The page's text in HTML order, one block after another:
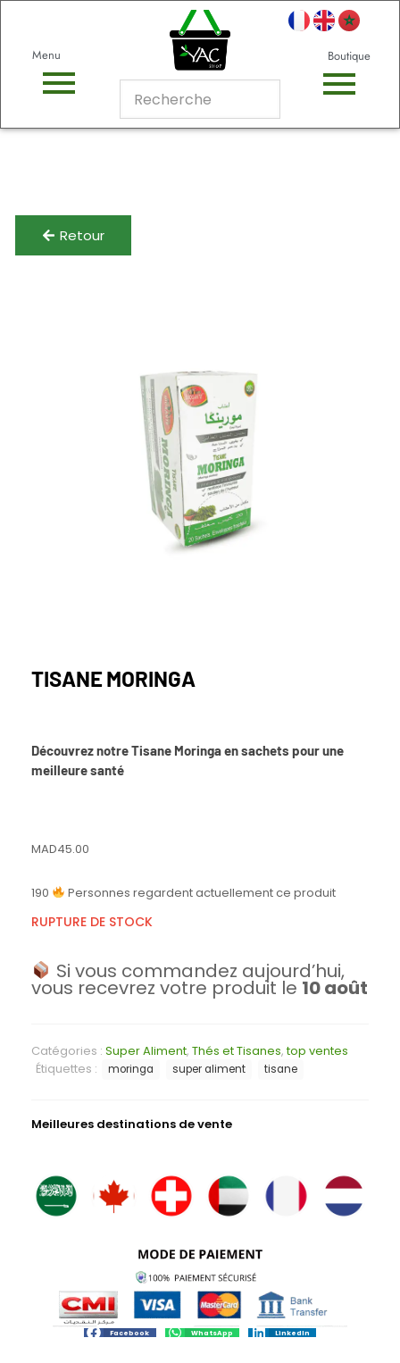
Menu Boutique
Retour
TISANE MORINGA
Découvrez notre Tisane Moringa en sachets pour une
meilleure santé
MAD45.00
190 Personnes regardent actuellement ce produit
RUPTURE DE STOCK
Si vous commandez aujourd’hui,
vous recevrez votre produit le 10 août
Catégories : Super Aliment, Thés et Tisanes,top ventes
Étiquettes :
moringa super aliment tisane
Meilleures destinations de vente
Facebook WhatsApp LinkedIn